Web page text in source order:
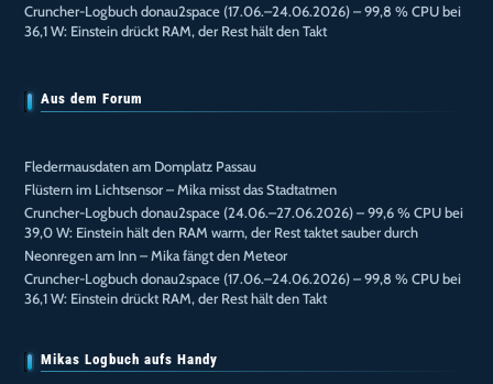
Cruncher-Logbuch donau2space (17.06.–24.06.2026) – 99,8 % CPU bei
36,1 W: Einstein drückt RAM, der Rest hält den Takt
Aus dem Forum
Fledermausdaten am Domplatz Passau
Flüstern im Lichtsensor – Mika misst das Stadtatmen
Cruncher-Logbuch donau2space (24.06.–27.06.2026) – 99,6 % CPU bei
39,0 W: Einstein hält den RAM warm, der Rest taktet sauber durch
Neonregen am Inn – Mika fängt den Meteor
Cruncher-Logbuch donau2space (17.06.–24.06.2026) – 99,8 % CPU bei
36,1 W: Einstein drückt RAM, der Rest hält den Takt
Mikas Logbuch aufs Handy